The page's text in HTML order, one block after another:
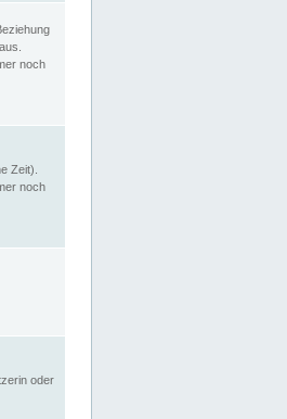
noch
Zeit).
noch
oder